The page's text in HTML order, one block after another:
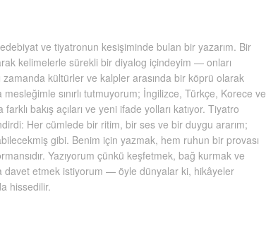
edebiyat ve tiyatronun kesişiminde bulan bir yazarım. Bir
kelimelerle sürekli bir diyalog içindeyim — onları
zamanda kültürler ve kalpler arasında bir köprü olarak
sınırlı tutmuyorum; İngilizce, Türkçe, Korece ve
bakış açıları ve yeni ifade yolları katıyor. Tiyatro
Her cümlede bir ritim, bir ses ve bir duygu ararım;
gibi. Benim için yazmak, hem ruhun bir provası
Yazıyorum çünkü keşfetmek, bağ kurmak ve
davet etmek istiyorum — öyle dünyalar ki, hikâyeler
hissedilir.